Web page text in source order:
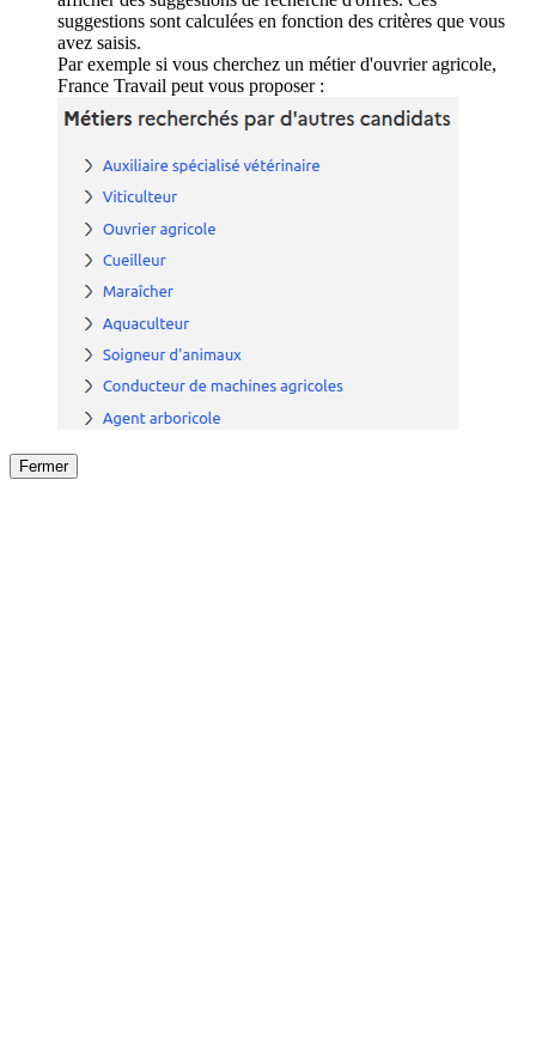
suggestions sont calculées en fonction des critères que vous
avez saisis.
Par exemple si vous cherchez un métier d'ouvrier agricole,
France Travail peut vous proposer :
Fermer